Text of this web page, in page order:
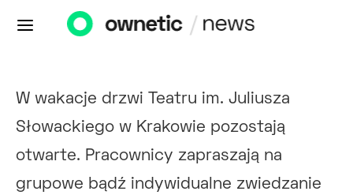
W wakacje drzwi Teatru im. Juliusza
Słowackiego w Krakowie pozostają
otwarte. Pracownicy zapraszają na
grupowe bądź indywidualne zwiedzanie